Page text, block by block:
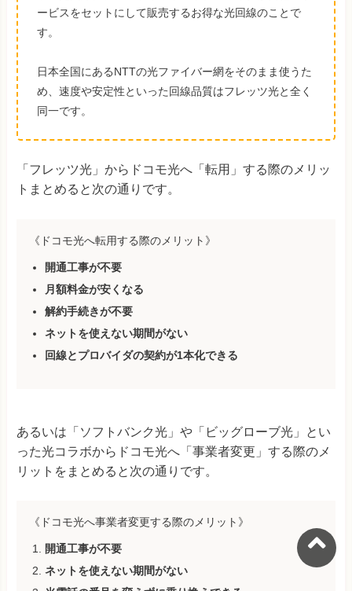
ービスをセットにして販売するお得な光回線のことで
す。
日本全国にあるNTTの光ファイバー網をそのまま使うた
め、速度や安定性といった回線品質はフレッツ光と全く
同一です。
「フレッツ光」からドコモ光へ「転用」する際のメリッ
トまとめると次の通りです。
《ドコモ光へ転用する際のメリット》
開通工事が不要
月額料金が安くなる
解約手続きが不要
ネットを使えない期間がない
回線とプロバイダの契約が1本化できる
あるいは「ソフトバンク光」や「ビッグローブ光」とい
った光コラボからドコモ光へ「事業者変更」する際のメ
リットをまとめると次の通りです。
《ドコモ光へ事業者変更する際のメリット》
開通工事が不要
ネットを使えない期間がない